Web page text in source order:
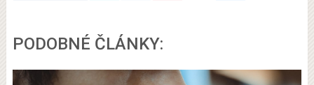
PODOBNÉ ČLÁNKY: